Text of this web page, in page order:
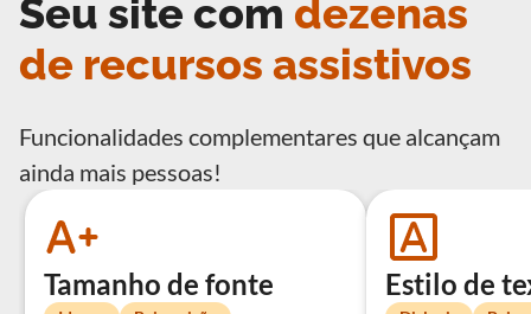
Seu site com dezenas
de recursos assistivos
Funcionalidades complementares que alcançam
ainda mais pessoas!
Tamanho de fonte Estilo de